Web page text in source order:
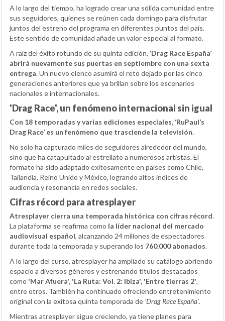
A lo largo del tiempo, ha logrado crear una sólida comunidad entre
sus seguidores, quienes se reúnen cada domingo para disfrutar
juntos del estreno del programa en diferentes puntos del país.
Este sentido de comunidad añade un valor especial al formato.
A raíz del éxito rotundo de su quinta edición, ‘Drag Race España’
abrirá nuevamente sus puertas en septiembre con una sexta
entrega. Un nuevo elenco asumirá el reto dejado por las cinco
generaciones anteriores que ya brillan sobre los escenarios
nacionales e internacionales.
'Drag Race', un fenómeno internacional sin igual
Con 18 temporadas y varias ediciones especiales, ‘RuPaul’s
Drag Race’ es un fenómeno que trasciende la televisión.
No solo ha capturado miles de seguidores alrededor del mundo,
sino que ha catapultado al estrellato a numerosos artistas. El
formato ha sido adaptado exitosamente en países como Chile,
Tailandia, Reino Unido y México, logrando altos índices de
audiencia y resonancia en redes sociales.
Cifras récord para atresplayer
Atresplayer cierra una temporada histórica con cifras récord.
La plataforma se reafirma como la líder nacional del mercado
audiovisual español, alcanzando 24 millones de espectadores
durante toda la temporada y superando los 760.000 abonados.
A lo largo del curso, atresplayer ha ampliado su catálogo abriendo
espacio a diversos géneros y estrenando títulos destacados
como 'Mar Afuera', 'La Ruta: Vol. 2: Ibiza', 'Entre tierras 2',
entre otros. También ha continuado ofreciendo entretenimiento
original con la exitosa quinta temporada de 'Drag Race España'.
Mientras atresplayer sigue creciendo, ya tiene planes para